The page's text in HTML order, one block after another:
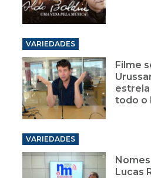
VARIEDADES
Filme
estreia
todo o
VARIEDADES
Lucas